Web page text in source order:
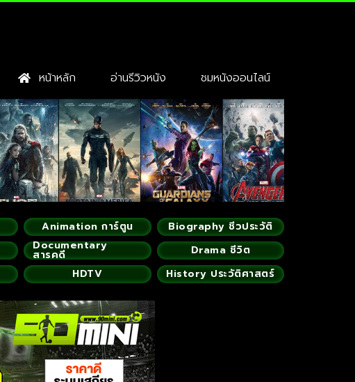
หน้าหลัก อ่านรีวิวหนัง ชมหนังออนไลน์
Animation การ์ตูน
Biography ชีวประวัติ
Documentary
สารคดี
Drama ชีวิต
HDTV History ประวัติศาสตร์